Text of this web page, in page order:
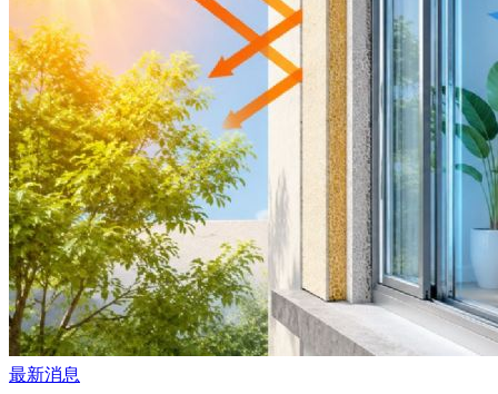
最新消息